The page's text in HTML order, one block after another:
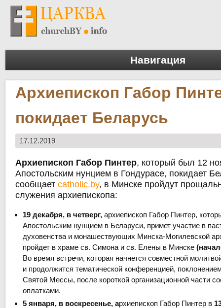
Навигация
Архиепископ Габор
покидает Беларусь
17.12.2019
Архиепископ Габор Пинтер, который был 12
Апостольским нунцием в Гондурасе, покидает
сообщаетcatholic.by, в Минске пройдут
служения архиепископа:
19 декабря, в четверг, архиепископ Габор Пинтер,
Апостольским нунцием в Беларуси, примет участие в
духовенства и монашествующих Минска-Могилевской
пройдет в храме св. Симона и св. Елены в Минске
Во время встречи, которая начнется совместной
и продолжится тематической конференцией,
Святой Мессы, после короткой организационной части
оплатками.
5 января, в воскресенье, архиепископ Габор Пинтер в